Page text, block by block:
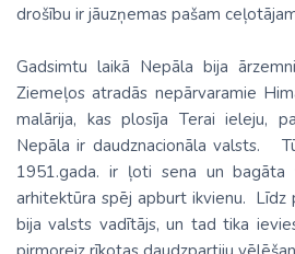
drošību ir jāuzņemas pašam
Gadsimtu laikā Nepāla bija
Ziemeļos atradās nepārvaramie
malārija, kas plosīja Terai ieleju,
Nepāla ir daudznacionāla valsts.
1951.gada. ir ļoti sena un
arhitektūra spēj apburt ikvienu. Līdz
bija valsts vadītājs, un tad tika